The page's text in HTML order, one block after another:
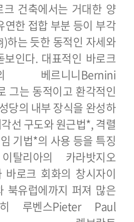
크 건축에서는 거대한 양
연한 접합 부분 등이 부각
하는 듯한 동적인 자세와
인다. 대표적인 바로크
베르니니Bernini
그는 동적이고 환각적인
당의 내부 장식을 완성하
선 구도와 원근법*, 격렬
기법*의 사용 등을 특징
리아의 카라밧지오
로크 회화의 창시자이
북유럽에까지 퍼져 많은
루벤스Pieter Paul